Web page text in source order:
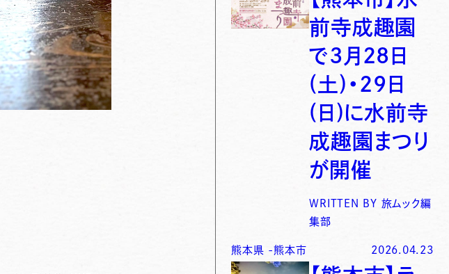
前寺成趣園
で3月28日
(土)・29日
(日)に水前寺
成趣園まつり
が開催
WRITTEN BY 旅ムック編
集部
熊本県 -熊本市 2026.04.23